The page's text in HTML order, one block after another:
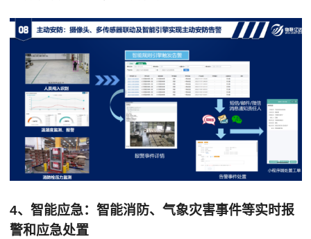
4、智能应急：智能消防、气象灾害事件等实时报
警和应急处置